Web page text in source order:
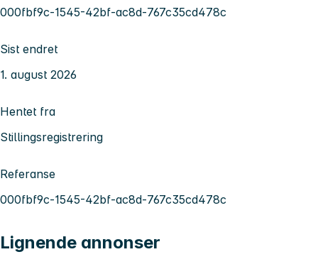
000fbf9c-1545-42bf-ac8d-767c35cd478c
Sist endret
1. august 2026
Hentet fra
Stillingsregistrering
Referanse
000fbf9c-1545-42bf-ac8d-767c35cd478c
Lignende annonser